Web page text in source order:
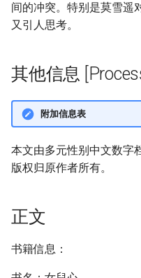
间的冲突。特别是莫雪遥
又引人思考。
其他信息
附加信息表
本文由多元性别中文数字
版权归原作者所有。
正文
书籍信息：